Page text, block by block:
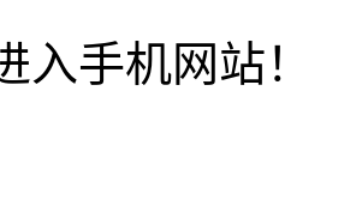
入手机网站！